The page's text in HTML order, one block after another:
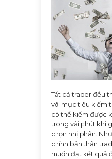
Tất cả trader đều
với mục tiêu kiếm
có thể kiếm được
trong vài phút khi
chọn nhị phân.
chính bản thân
muốn đạt kết quả